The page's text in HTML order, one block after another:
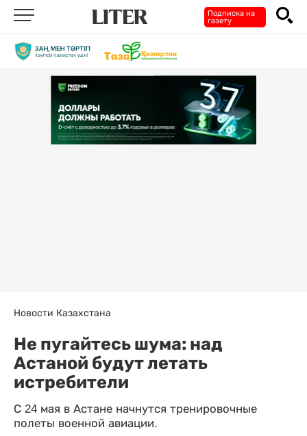
Подписка на
газету
Новости Казахстана
Не пугайтесь шума: над
Астаной будут летать
истребители
С 24 мая в Астане начнутся тренировочные
полеты военной авиации.